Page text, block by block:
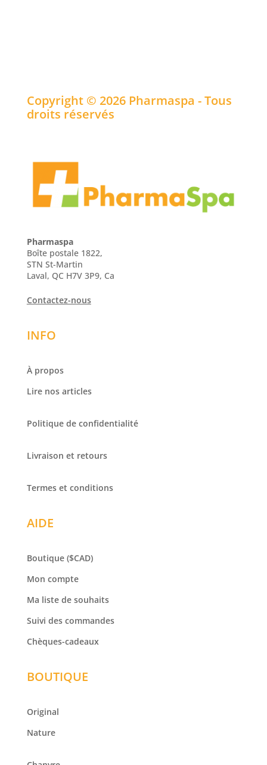
Copyright © 2026 Pharmaspa - Tous
droits réservés
Pharmaspa
Boîte postale 1822,
STN St-Martin
Laval, QC H7V 3P9, Ca
Contactez-nous
INFO
À propos
Lire nos articles
Politique de confidentialité
Livraison et retours
Termes et conditions
AIDE
Boutique($CAD)
Mon compte
Ma liste de souhaits
Suivi des commandes
Chèques-cadeaux
BOUTIQUE
Original
Nature